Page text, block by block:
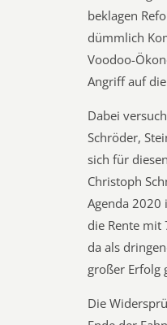
beklagen
dümmlich
Voodoo-
Angriff auf die
Dabei
Schröder,
sich für
Christoph
Agenda 2020
die Rente mit
da als
großer Erfolg
Die